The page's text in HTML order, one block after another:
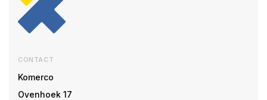
CONTACT
Komerco
Ovenhoek 17